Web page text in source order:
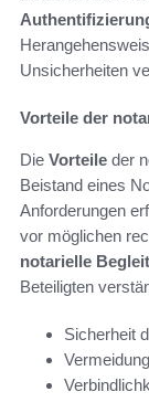
Unsicherheiten
Vorteile der
Die Vorteile der
Beistand eines
Anforderungen
vor möglichen
notarielle
Beteiligten
Sicherheit